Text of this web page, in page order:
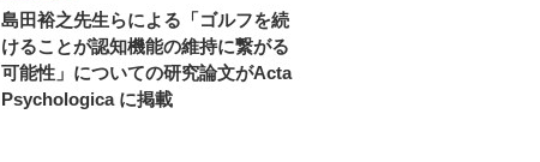
島田裕之先生らによる「ゴルフを続
けることが認知機能の維持に繋がる
可能性」についての研究論文がActa
Psychologica に掲載